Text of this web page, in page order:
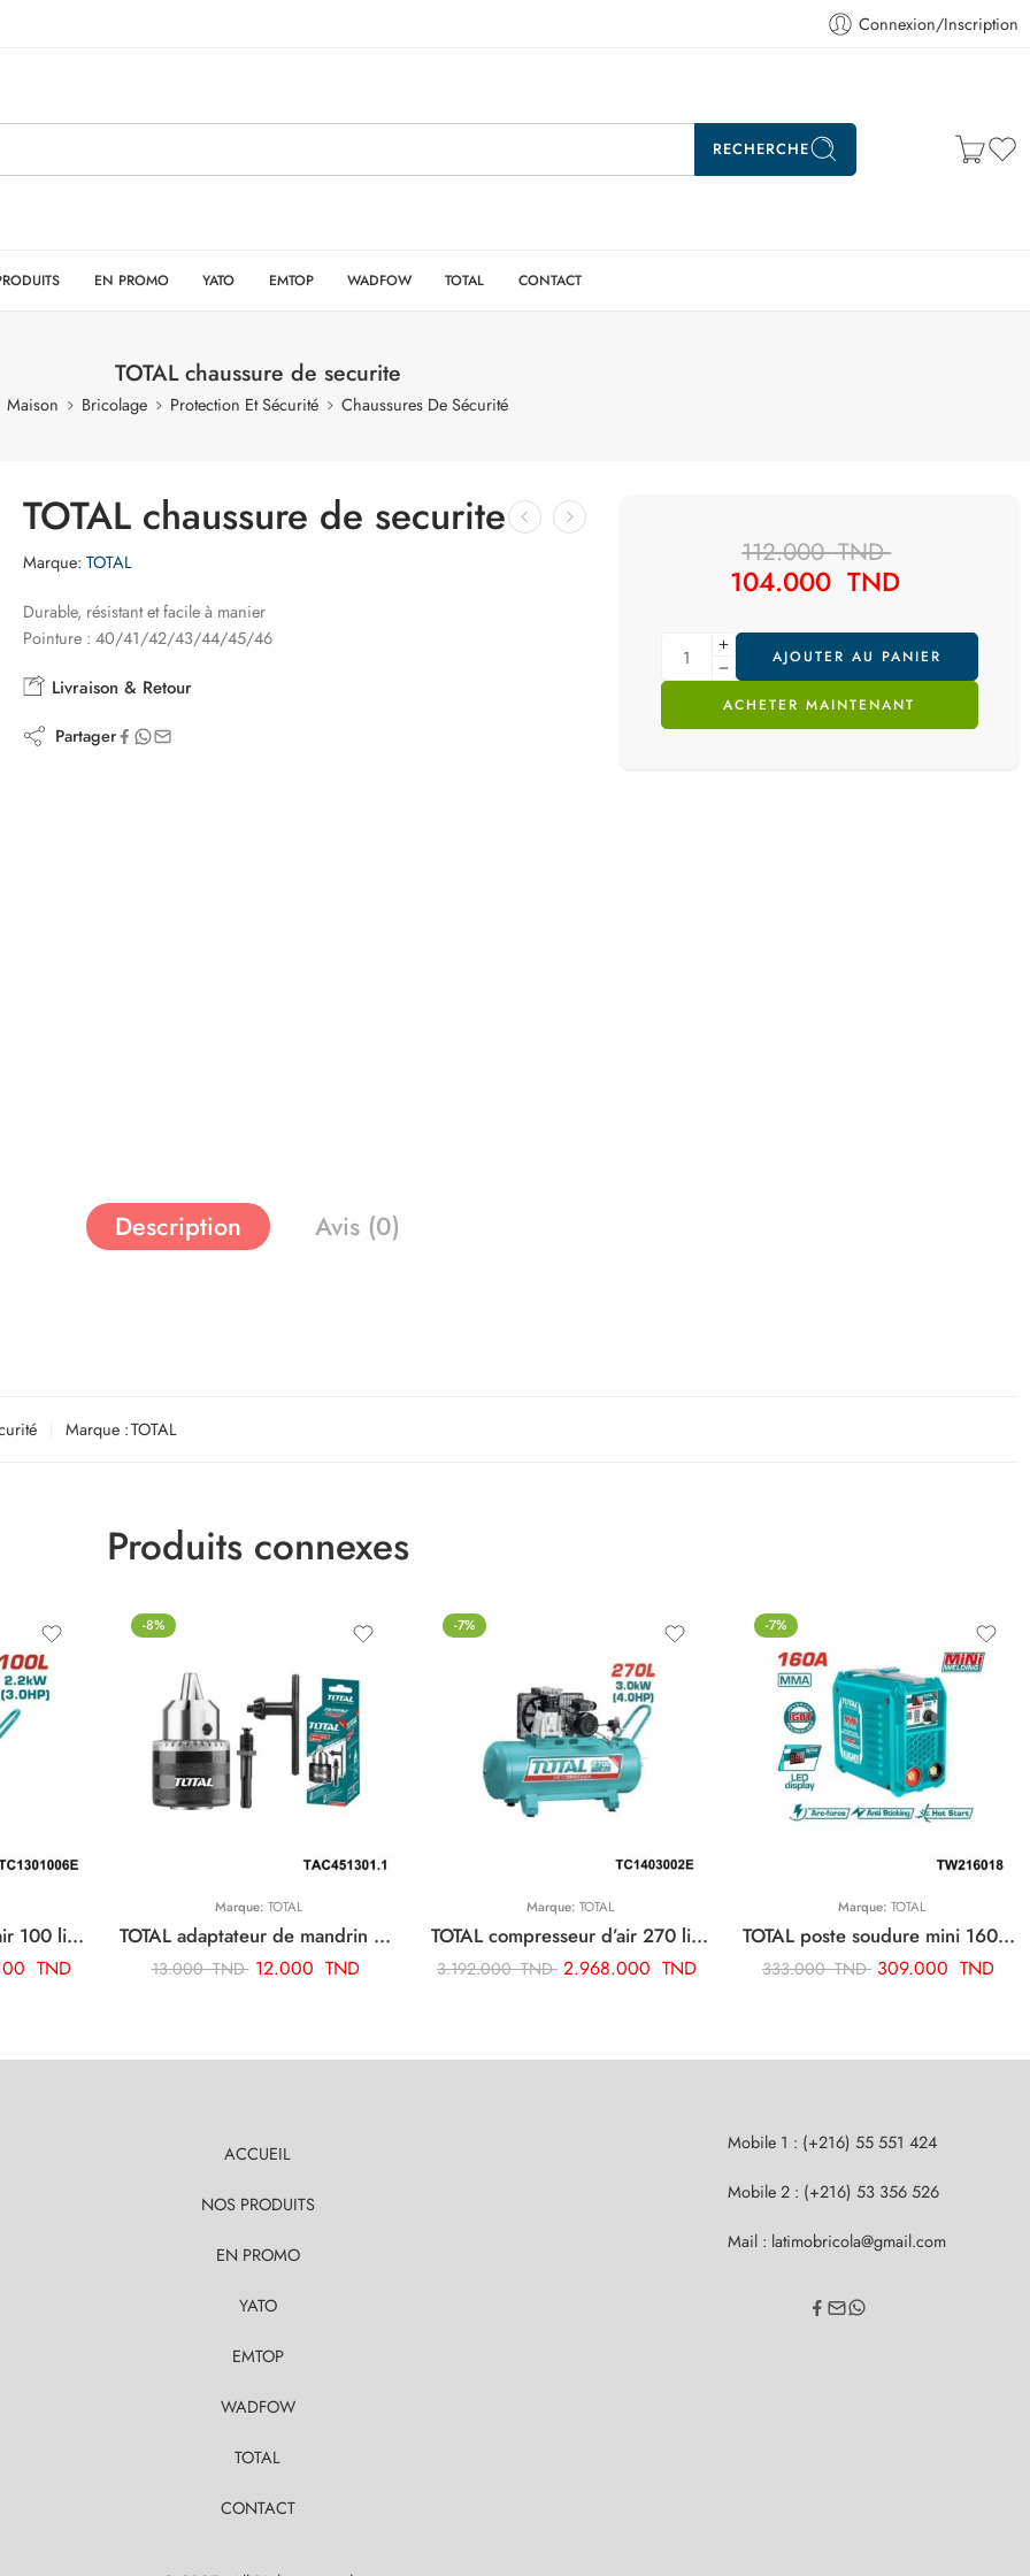
Connexion/Inscription
RECHERCHE
EN PROMO YATO EMTOP WADFOW TOTAL CONTACT
TOTAL chaussure de securite
Maison Bricolage Protection Et Sécurité Chaussures De Sécurité
TOTAL chaussure de securite
Marque: TOTAL
Durable, résistant et facile à manier
Pointure : 40/41/42/43/44/45/46
Livraison & Retour
Partager
112.000TND
104.000 TND
AJOUTER AU PANIER
ACHETER MAINTENANT
Description Avis (0)
Marque :TOTAL
Produits connexes
TOTAL compresseur d’air 100 litres 3cv TC1301006E
TND
-8%
Marque: TOTAL
TOTAL adaptateur de mandrin de foret sds plus TAC451301.1
13.000TND 12.000 TND
-7%
Marque: TOTAL
TOTAL compresseur d’air 270 litre TC1403002E
3.192.000TND 2.968.000 TND
-7%
Marque: TOTAL
TOTAL poste soudure mini 160a TW216018
333.000TND 309.000 TND
ACCUEIL
NOS PRODUITS
EN PROMO
YATO
EMTOP
WADFOW
TOTAL
CONTACT
Mobile 1 : (+216) 55 551 424
Mobile 2 : (+216) 53 356 526
Mail : latimobricola@gmail.com